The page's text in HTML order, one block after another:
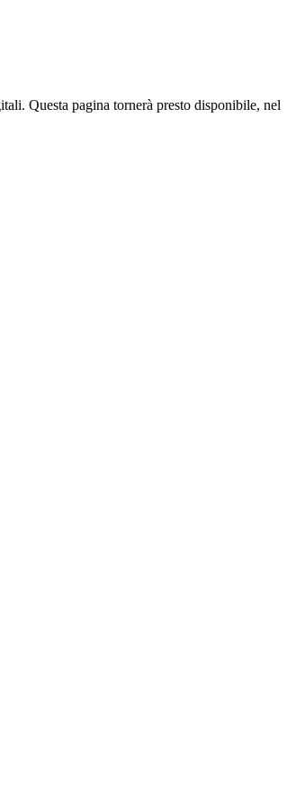
Questa pagina tornerà presto disponibile, nel